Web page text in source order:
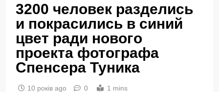
3200 человек разделись
и покрасились в синий
цвет ради нового
проекта фотографа
Спенсера Туника
10 років ago 0 1 mins